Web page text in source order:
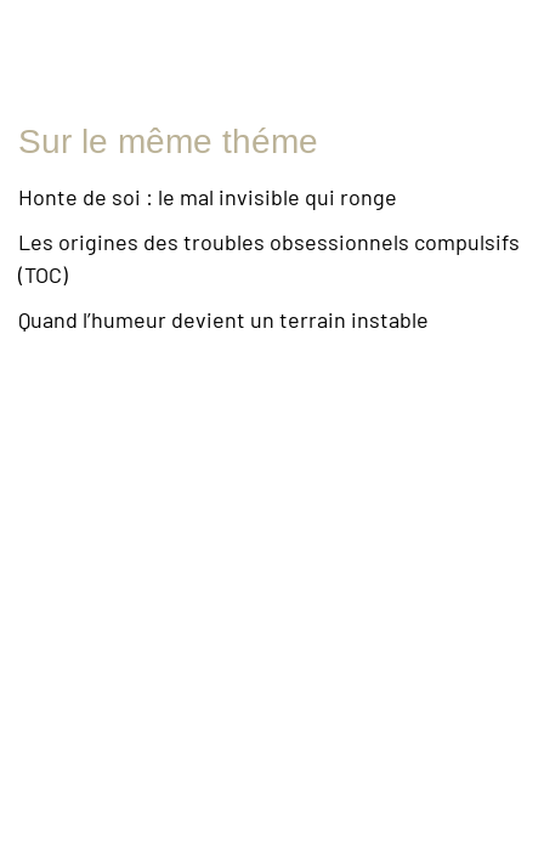
Sur le même théme
Honte de soi : le mal invisible qui ronge
Les origines des troubles obsessionnels compulsifs
(TOC)
Quand l’humeur devient un terrain instable